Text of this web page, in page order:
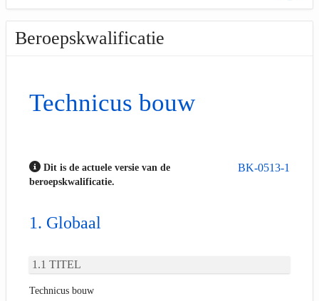
Beroepskwalificatie
Technicus bouw
BK-0513-1
Dit is de actuele versie van de
beroepskwalificatie.
Globaal
TITEL
Technicus bouw